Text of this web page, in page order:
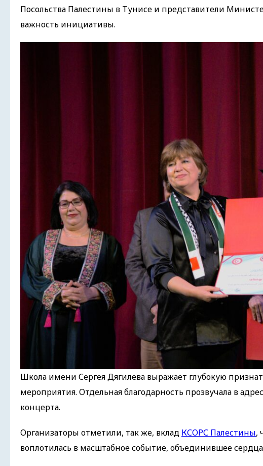
Посольства Палестины в Тунисе и представители
важность инициативы.
Школа имени Сергея Дягилева выражает глубокую
мероприятия. Отдельная благодарность прозвучала в адрес
концерта.
Организаторы отметили, так же, вклад КСОРС Палестины,
воплотилась в масштабное событие, объединившее